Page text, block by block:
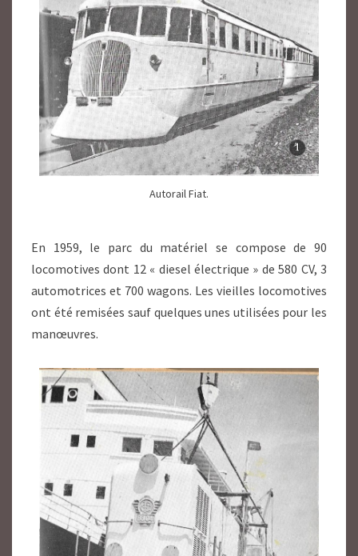
Autorail Fiat.
En 1959, le parc du matériel se compose de 90
locomotives dont 12 « diesel électrique » de 580 CV, 3
automotrices et 700 wagons. Les vieilles locomotives
ont été remisées sauf quelques unes utilisées pour les
manœuvres.